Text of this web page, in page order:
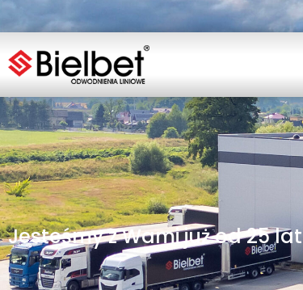
Jesteśmy z Wami już od 25 lat